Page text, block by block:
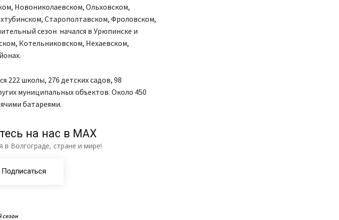
Новониколаевском, Ольховском,
Старополтавском, Фроловском,
сезон начался в Урюпинске и
Котельниковском, Нехаевском,
222 школы, 276 детских садов, 98
муниципальных объектов. Около 450
батареями.
на нас в МАХ
Волгограде, стране и мире!
Подписаться
сезон